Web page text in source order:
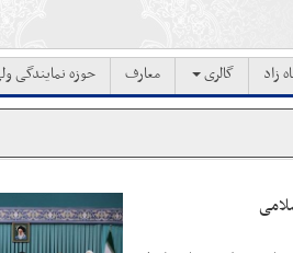
زاد گالری معارف حوزه نمایندگی